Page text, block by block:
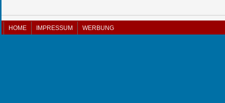
HOME IMPRESSUM WERBUNG